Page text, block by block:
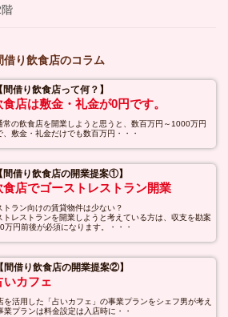
借り飲食店のコラム
【間借り飲食店って何？】
店は敷金・礼金が0円です。
常の飲食店を開業しようと思うと、数百万円～1000万円
、敷金・礼金だけでも数百万円・・・
【間借り飲食店の開業提案①】
食店でゴーストレストラン開業
トラン向けの賃貸物件は少ない？
トレストランを開業しようと考えている方は、収支を勘案
万円前後が必須になります。・・・
【間借り飲食店の開業提案②】
いカフェ
を活用した「占いカフェ」の事業プランをシェフ男が考え
業プランは料金設定は入店時に・・